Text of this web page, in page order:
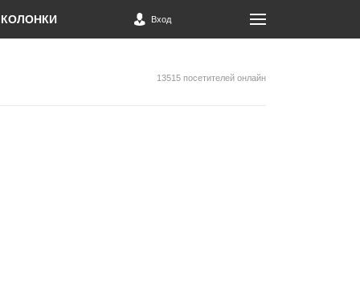
КОЛОНКИ Вход
13515 посетителей онлайн